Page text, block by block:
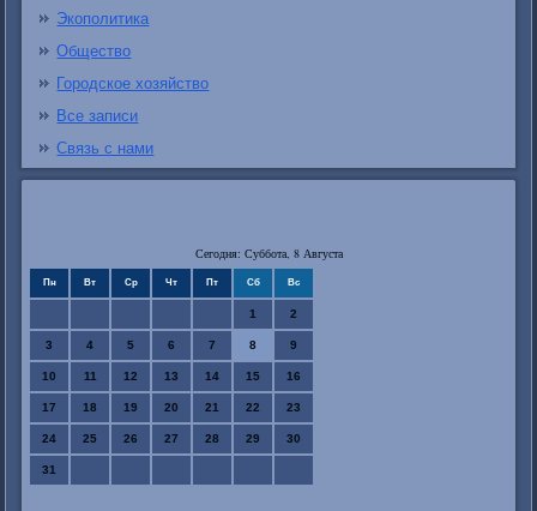
Экополитика
Общество
Городское хозяйство
Все записи
Связь с нами
Сегодня: Суббота, 8 Августа
Пн Вт Ср Чт Пт Сб Вс
1 2
3 4 5 6 7 8 9
10 11 12 13 14 15 16
17 18 19 20 21 22 23
24 25 26 27 28 29 30
31